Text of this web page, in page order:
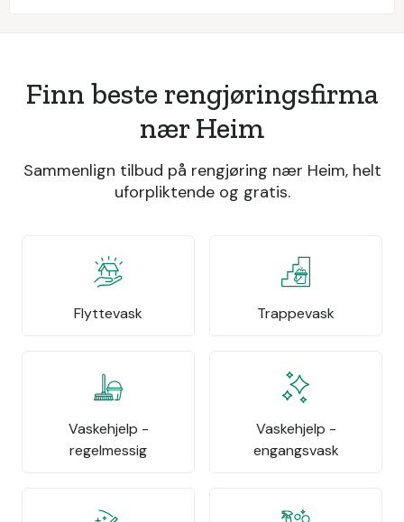
Finn beste rengjøringsfirma
nær Heim
Sammenlign tilbud på rengjøring nær Heim, helt
uforpliktende og gratis.
Flyttevask Trappevask
Vaskehjelp -
regelmessig
Vaskehjelp -
engangsvask